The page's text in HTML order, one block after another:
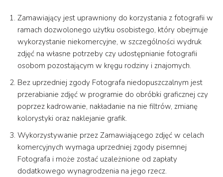
Zamawiający jest uprawniony do korzystania z fotografii w
ramach dozwolonego użytku osobistego, który obejmuje
wykorzystanie niekomercyjne, w szczególności wydruk
zdjęć na własne potrzeby czy udostępnianie fotografii
osobom pozostającym w kręgu rodziny i znajomych.
Bez uprzedniej zgody Fotografa niedopuszczalnym jest
przerabianie zdjęć w programie do obróbki graficznej czy
poprzez kadrowanie, nakładanie na nie filtrów, zmianę
kolorystyki oraz naklejanie grafik.
Wykorzystywanie przez Zamawiającego zdjęć w celach
komercyjnych wymaga uprzedniej zgody pisemnej
Fotografa i może zostać uzależnione od zapłaty
dodatkowego wynagrodzenia na jego rzecz.